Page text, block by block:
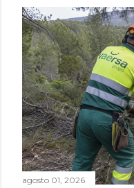
agosto 01, 2026